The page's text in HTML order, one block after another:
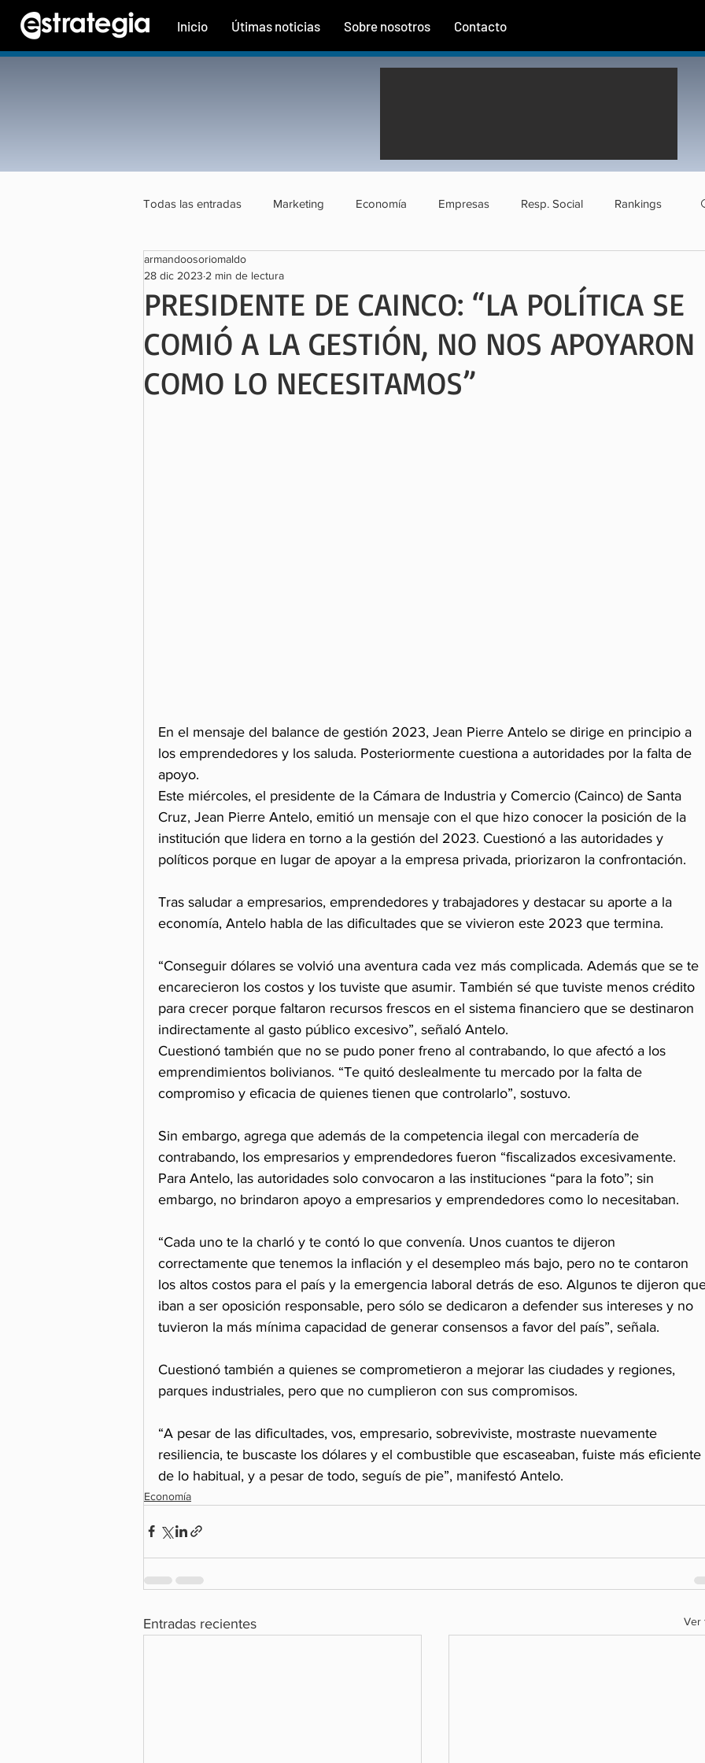
Inicio Útimas noticias Sobre nosotros Contacto
Todas las entradas Marketing Economía Empresas Resp. Social Rankings
Tecnología
PRESIDENTE DE CAINCO: “LA POLÍTICA SE
COMIÓ A LA GESTIÓN, NO NOS APOYARON
COMO LO NECESITAMOS”
armandoosoriomaldo
28 dic 2023 2 min de lectura
En el mensaje del balance de gestión 2023, Jean Pierre Antelo se dirige en principio a
los emprendedores y los saluda. Posteriormente cuestiona a autoridades por la falta de
apoyo.
Este miércoles, el presidente de la Cámara de Industria y Comercio (Cainco) de Santa
Cruz, Jean Pierre Antelo, emitió un mensaje con el que hizo conocer la posición de la
institución que lidera en torno a la gestión del 2023. Cuestionó a las autoridades y
políticos porque en lugar de apoyar a la empresa privada, priorizaron la confrontación.
Tras saludar a empresarios, emprendedores y trabajadores y destacar su aporte a la
economía, Antelo habla de las dificultades que se vivieron este 2023 que termina.
“Conseguir dólares se volvió una aventura cada vez más complicada. Además que se te
encarecieron los costos y los tuviste que asumir. También sé que tuviste menos crédito
para crecer porque faltaron recursos frescos en el sistema financiero que se destinaron
indirectamente al gasto público excesivo”, señaló Antelo.
Cuestionó también que no se pudo poner freno al contrabando, lo que afectó a los
emprendimientos bolivianos. “Te quitó deslealmente tu mercado por la falta de
compromiso y eficacia de quienes tienen que controlarlo”, sostuvo.
Sin embargo, agrega que además de la competencia ilegal con mercadería de
contrabando, los empresarios y emprendedores fueron “fiscalizados excesivamente.
Para Antelo, las autoridades solo convocaron a las instituciones “para la foto”; sin
embargo, no brindaron apoyo a empresarios y emprendedores como lo necesitaban.
“Cada uno te la charló y te contó lo que convenía. Unos cuantos te dijeron
correctamente que tenemos la inflación y el desempleo más bajo, pero no te contaron
los altos costos para el país y la emergencia laboral detrás de eso. Algunos te dijeron
iban a ser oposición responsable, pero sólo se dedicaron a defender sus intereses y no
tuvieron la más mínima capacidad de generar consensos a favor del país”, señala.
Cuestionó también a quienes se comprometieron a mejorar las ciudades y regiones,
parques industriales, pero que no cumplieron con sus compromisos.
“A pesar de las dificultades, vos, empresario, sobreviviste, mostraste nuevamente
resiliencia, te buscaste los dólares y el combustible que escaseaban, fuiste más eficiente
de lo habitual, y a pesar de todo, seguís de pie”, manifestó Antelo.
Economía
Entradas recientes Ver